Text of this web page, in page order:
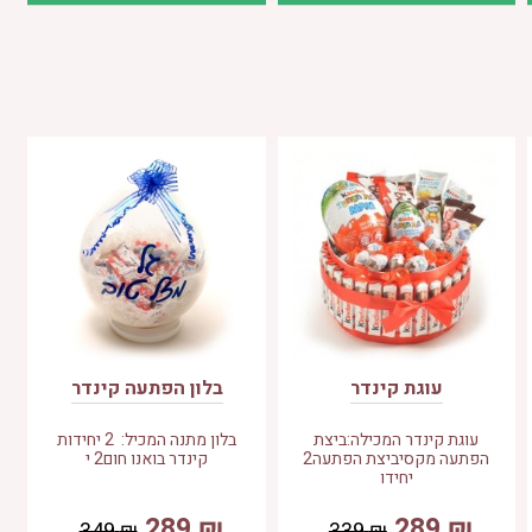
עוגת קינדר
עוגת קינדר המכילה:ביצת
הפתעה מקסיביצת הפתעה2
יחידו
בלון הפתעה קינדר
בלון מתנה המכיל: 2 יחידות
קינדר בואנו חום2 י